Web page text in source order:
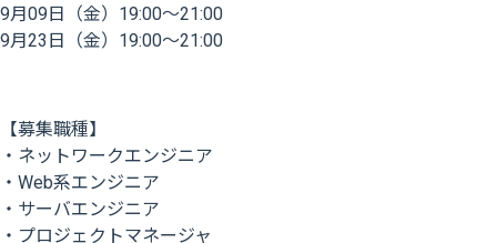
9月09日（金）19:00～21:00
9月23日（金）19:00～21:00
【募集職種】
・ネットワークエンジニア
・Web系エンジニア
・サーバエンジニア
・プロジェクトマネージャ